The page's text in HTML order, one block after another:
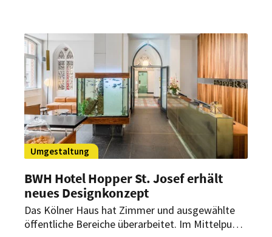
Umgestaltung
BWH Hotel Hopper St. Josef erhält
neues Designkonzept
Das Kölner Haus hat Zimmer und ausgewählte
öffentliche Bereiche überarbeitet. Im Mittelpunkt